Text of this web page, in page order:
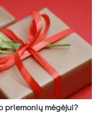
priemonių mėgėjui?